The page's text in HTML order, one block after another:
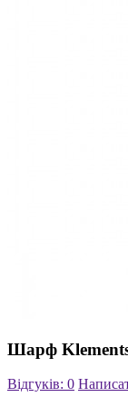
Шарф
Відгуків: 0